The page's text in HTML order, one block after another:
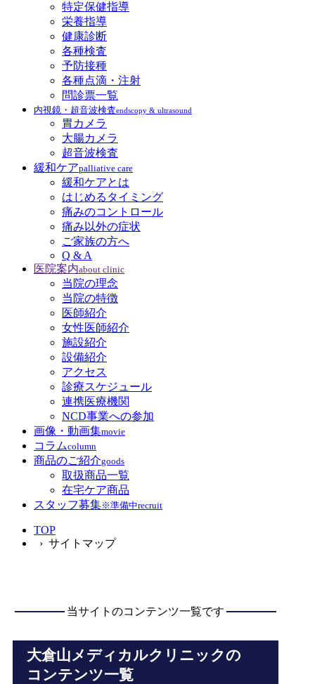
特定保健指導
栄養指導
健康診断
各種検査
予防接種
各種点滴・注射
問診票一覧
内視鏡・超音波検査endscopy & ultrasound
胃カメラ
大腸カメラ
超音波検査
緩和ケアpalliative care
緩和ケアとは
はじめるタイミング
痛みのコントロール
痛み以外の症状
ご家族の方へ
Q & A
医院案内about clinic
当院の理念
当院の特徴
医師紹介
女性医師紹介
施設紹介
設備紹介
アクセス
診療スケジュール
連携医療機関
NCD事業への参加
画像・動画集movie
コラムcolumn
商品のご紹介goods
取扱商品一覧
在宅ケア商品
スタッフ募集※準備中recruit
TOP
› サイトマップ
当サイトのコンテンツ一覧です
大倉山メディカルクリニックの
コンテンツ一覧